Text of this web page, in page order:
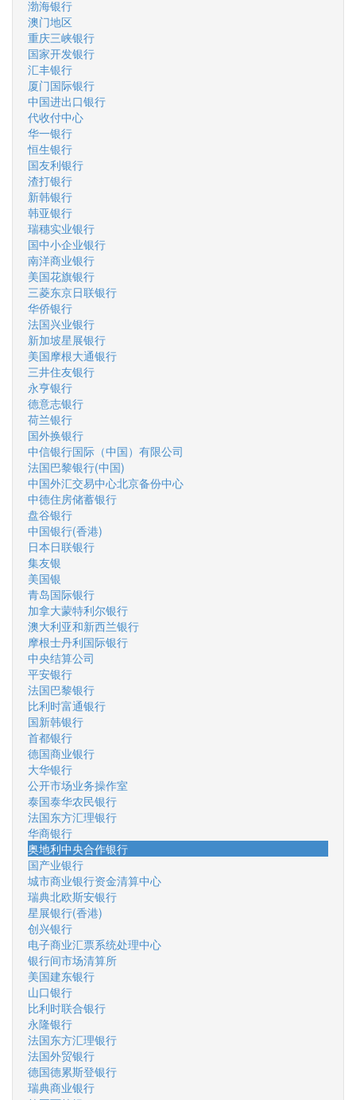
渤海银行
澳门地区
重庆三峡银行
国家开发银行
汇丰银行
厦门国际银行
中国进出口银行
代收付中心
华一银行
恒生银行
国友利银行
渣打银行
新韩银行
韩亚银行
瑞穗实业银行
国中小企业银行
南洋商业银行
美国花旗银行
三菱东京日联银行
华侨银行
法国兴业银行
新加坡星展银行
美国摩根大通银行
三井住友银行
永亨银行
德意志银行
荷兰银行
国外换银行
中信银行国际（中国）有限公司
法国巴黎银行(中国)
中国外汇交易中心北京备份中心
中德住房储蓄银行
盘谷银行
中国银行(香港)
日本日联银行
集友银
美国银
青岛国际银行
加拿大蒙特利尔银行
澳大利亚和新西兰银行
摩根士丹利国际银行
中央结算公司
平安银行
法国巴黎银行
比利时富通银行
国新韩银行
首都银行
德国商业银行
大华银行
公开市场业务操作室
泰国泰华农民银行
法国东方汇理银行
华商银行
奥地利中央合作银行
国产业银行
城市商业银行资金清算中心
瑞典北欧斯安银行
星展银行(香港)
创兴银行
电子商业汇票系统处理中心
银行间市场清算所
美国建东银行
山口银行
比利时联合银行
永隆银行
法国东方汇理银行
法国外贸银行
德国德累斯登银行
瑞典商业银行